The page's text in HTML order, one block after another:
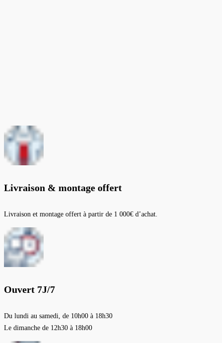
Livraison & montage offert
Livraison et montage offert à partir de 1 000€ d’achat.
Ouvert 7J/7
Du lundi au samedi, de 10h00 à 18h30
Le dimanche de 12h30 à 18h00